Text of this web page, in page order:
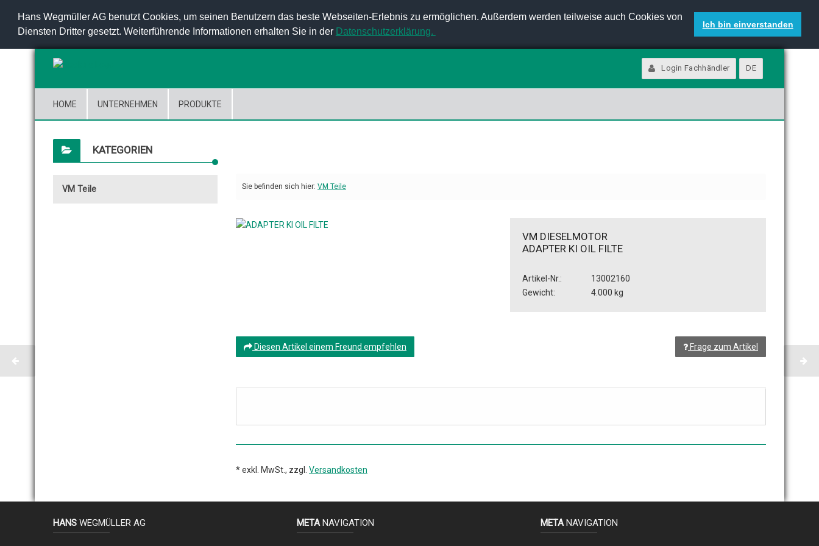
Hans Wegmüller AG benutzt Cookies, um seinen Benutzern das beste Webseiten-Erlebnis zu ermöglichen. Außerdem werden teilweise auch Cookies von
Diensten Dritter gesetzt. Weiterführende Informationen erhalten Sie in der Datenschutzerklärung.
Ich bin einverstanden
DE
Login Fachhändler
HOME UNTERNEHMEN PRODUKTE
KATEGORIEN
VM Teile Sie befinden sich hier: VM Teile
VM DIESELMOTOR
ADAPTER KI OIL FILTE
Artikel-Nr.:
13002160
Gewicht:
4.000 kg
Diesen Artikel einem Freund empfehlen Frage zum Artikel
* exkl. MwSt., zzgl. Versandkosten
HANS WEGMÜLLER AG METANAVIGATION METANAVIGATION